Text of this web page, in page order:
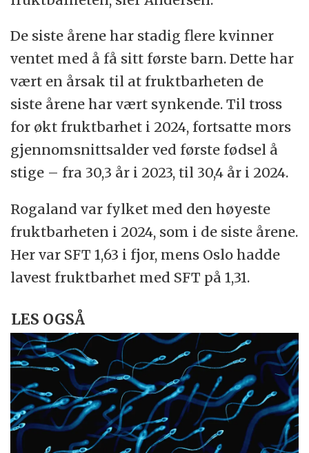
De siste årene har stadig flere kvinner
ventet med å få sitt første barn. Dette har
vært en årsak til at fruktbarheten de
siste årene har vært synkende. Til tross
for økt fruktbarhet i 2024, fortsatte mors
gjennomsnittsalder ved første fødsel å
stige – fra 30,3 år i 2023, til 30,4 år i 2024.
Rogaland var fylket med den høyeste
fruktbarheten i 2024, som i de siste årene.
Her var SFT 1,63 i fjor, mens Oslo hadde
lavest fruktbarhet med SFT på 1,31.
LES OGSÅ